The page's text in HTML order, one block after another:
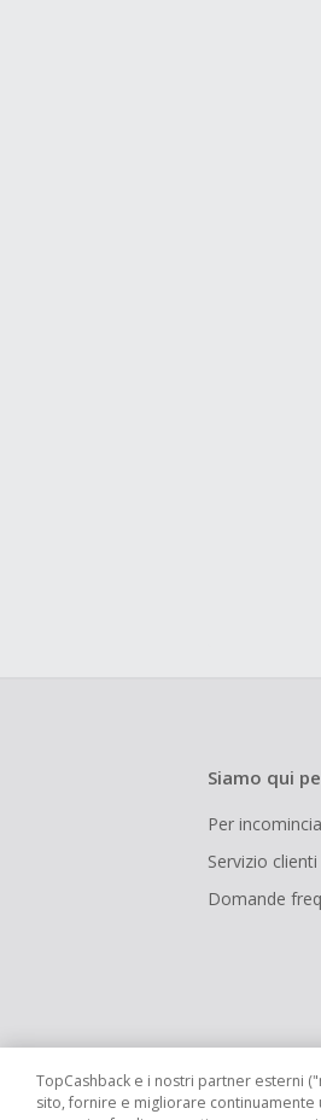
Siamo qui
Per
Servizio clienti
Domande
TopCashback e i nostri partner esterni
sito, fornire e migliorare continuamente